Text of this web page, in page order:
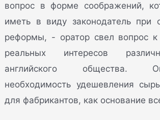
вопрос в форме соображений,
иметь в виду законодатель при
реформы, - оратор свел вопрос к
реальных интересов
английского общества.
необходимость удешевления
для фабрикантов, как основание